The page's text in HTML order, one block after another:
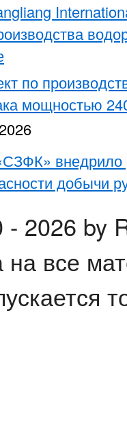
по
мощностью
добычи
2026 by
на все